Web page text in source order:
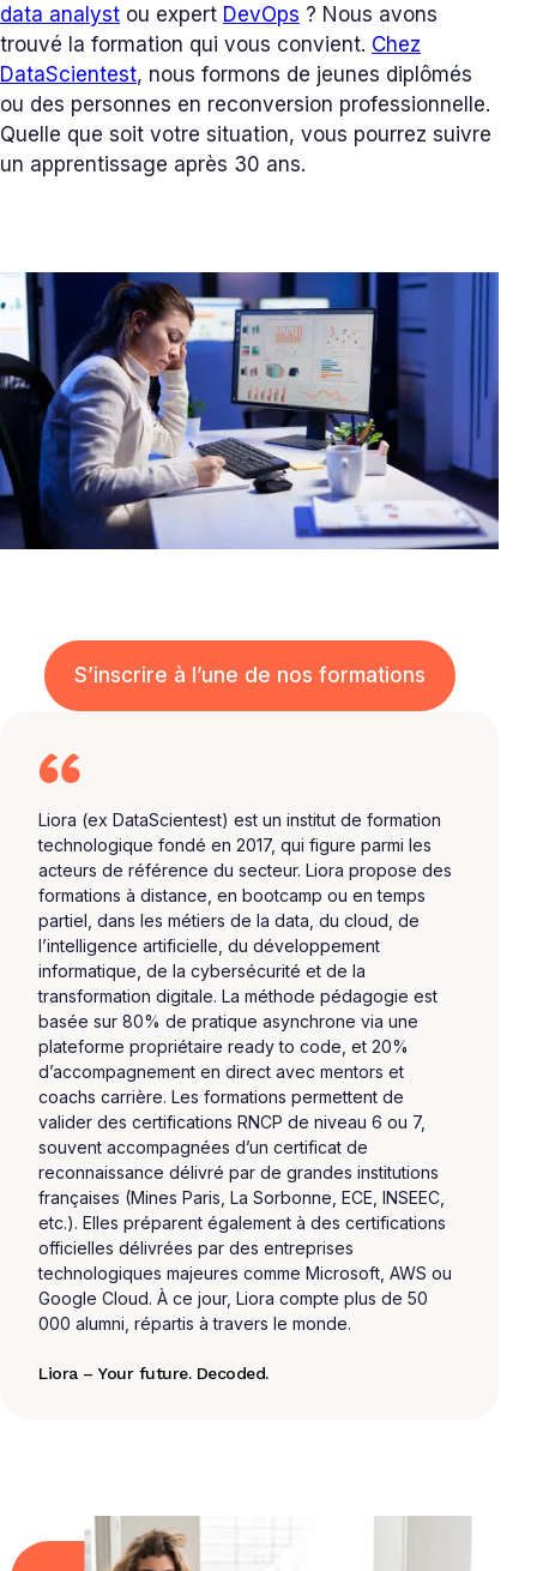
data analyst ou expert DevOps ? Nous avons
trouvé la formation qui vous convient. Chez
DataScientest, nous formons de jeunes diplômés
ou des personnes en reconversion professionnelle.
Quelle que soit votre situation, vous pourrez suivre
un apprentissage après 30 ans.
S’inscrire à l’une de nos formations
Liora (ex DataScientest) est un institut de formation
technologique fondé en 2017, qui figure parmi les
acteurs de référence du secteur. Liora propose des
formations à distance, en bootcamp ou en temps
partiel, dans les métiers de la data, du cloud, de
l’intelligence artificielle, du développement
informatique, de la cybersécurité et de la
transformation digitale. La méthode pédagogie est
basée sur 80% de pratique asynchrone via une
plateforme propriétaire ready to code, et 20%
d’accompagnement en direct avec mentors et
coachs carrière. Les formations permettent de
valider des certifications RNCP de niveau 6 ou 7,
souvent accompagnées d’un certificat de
reconnaissance délivré par de grandes institutions
françaises (Mines Paris, La Sorbonne, ECE, INSEEC,
etc.). Elles préparent également à des certifications
officielles délivrées par des entreprises
technologiques majeures comme Microsoft, AWS ou
Google Cloud. À ce jour, Liora compte plus de 50
000 alumni, répartis à travers le monde.
Liora – Your future. Decoded.